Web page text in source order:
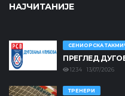
НАЈЧИТАНИЈЕ
СЕНИОРСКА
ПРЕГЛЕД
1234 13/07/2026
ТРЕНЕРИ